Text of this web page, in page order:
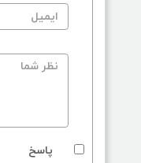
پاسخ